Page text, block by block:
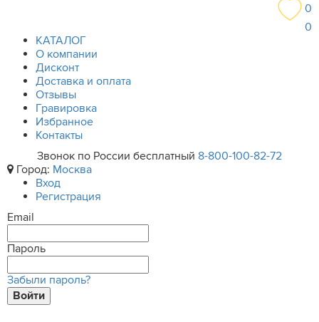
0
0
КАТАЛОГ
О компании
Дисконт
Доставка и оплата
Отзывы
Гравировка
Избранное
Контакты
Звонок по России бесплатный 8-800-100-82-72
Город: Москва
Вход
Регистрация
Email
Пароль
Забыли пароль?
Войти